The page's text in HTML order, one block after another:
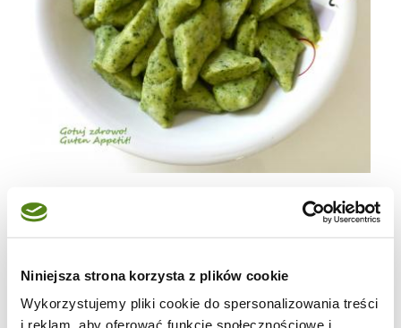
Niniejsza strona korzysta z plików cookie
Wykorzystujemy pliki cookie do spersonalizowania treści
i reklam, aby oferować funkcje społecznościowe i
800 g ziemniaków
1 szklanka mąki orkiszowej jasnej
1 jajko
2 garście jarmużu